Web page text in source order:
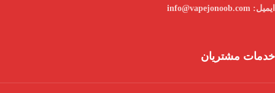
ایمیل:
خدمات مشتریان